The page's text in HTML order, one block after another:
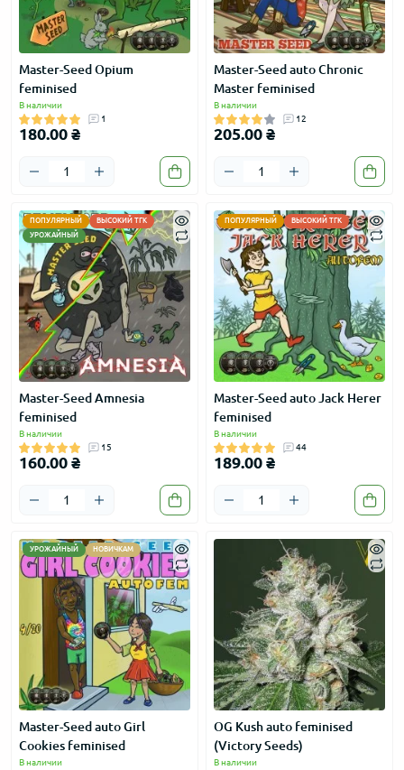
Master-Seed Opium
feminised
В наличии
1
180.00 ₴
Master-Seed auto Chronic
Master feminised
В наличии
12
205.00 ₴
ПОПУЛЯРНЫЙ
ВЫСОКИЙ ТГК
УРОЖАЙНЫЙ
Master-Seed Amnesia
feminised
В наличии
15
160.00 ₴
ПОПУЛЯРНЫЙ ВЫСОКИЙ ТГК
Master-Seed auto Jack Herer
feminised
В наличии
44
189.00 ₴
УРОЖАЙНЫЙ НОВИЧКАМ
Master-Seed auto Girl
Cookies feminised
В наличии
OG Kush auto feminised
(Victory Seeds)
В наличии